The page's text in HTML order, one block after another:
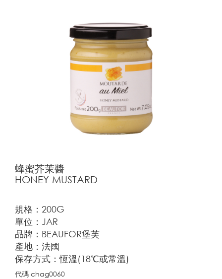
蜂蜜芥茉醬
HONEY MUSTARD
規格：200G
單位：JAR
品牌：BEAUFOR堡芙
產地：法國
保存方式：恆溫(18℃或常溫)
代碼 chag0060